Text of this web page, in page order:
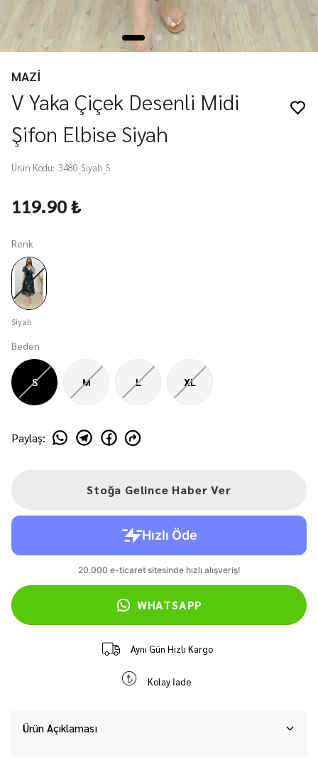
MAZİ
V Yaka Çiçek Desenli Midi
Şifon Elbise Siyah
Ürün Kodu: 3480_Siyah_S
119.90 ₺
Renk
Siyah
Beden
S M L XL
Paylaş:
Stoğa Gelince Haber Ver
WHATSAPP
Aynı Gün Hızlı Kargo
Kolay İade
Ürün Açıklaması